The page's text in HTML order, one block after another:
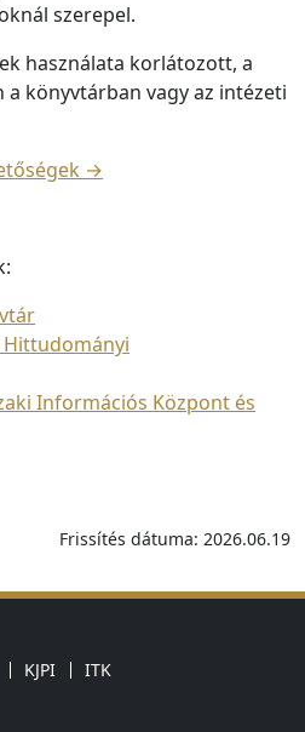
szerepel.
használata korlátozott, a
könyvtárban vagy az intézeti
→
Hittudományi
Információs Központ és
Frissítés dátuma: 2026.06.19
KJPI ITK